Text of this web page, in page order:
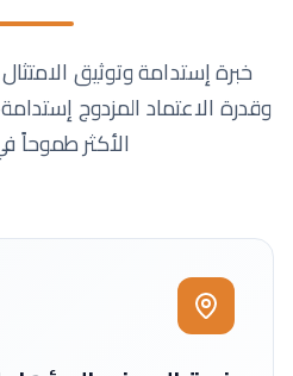
خبرة إستدامة وتوثيق
الأكثر طموحاً